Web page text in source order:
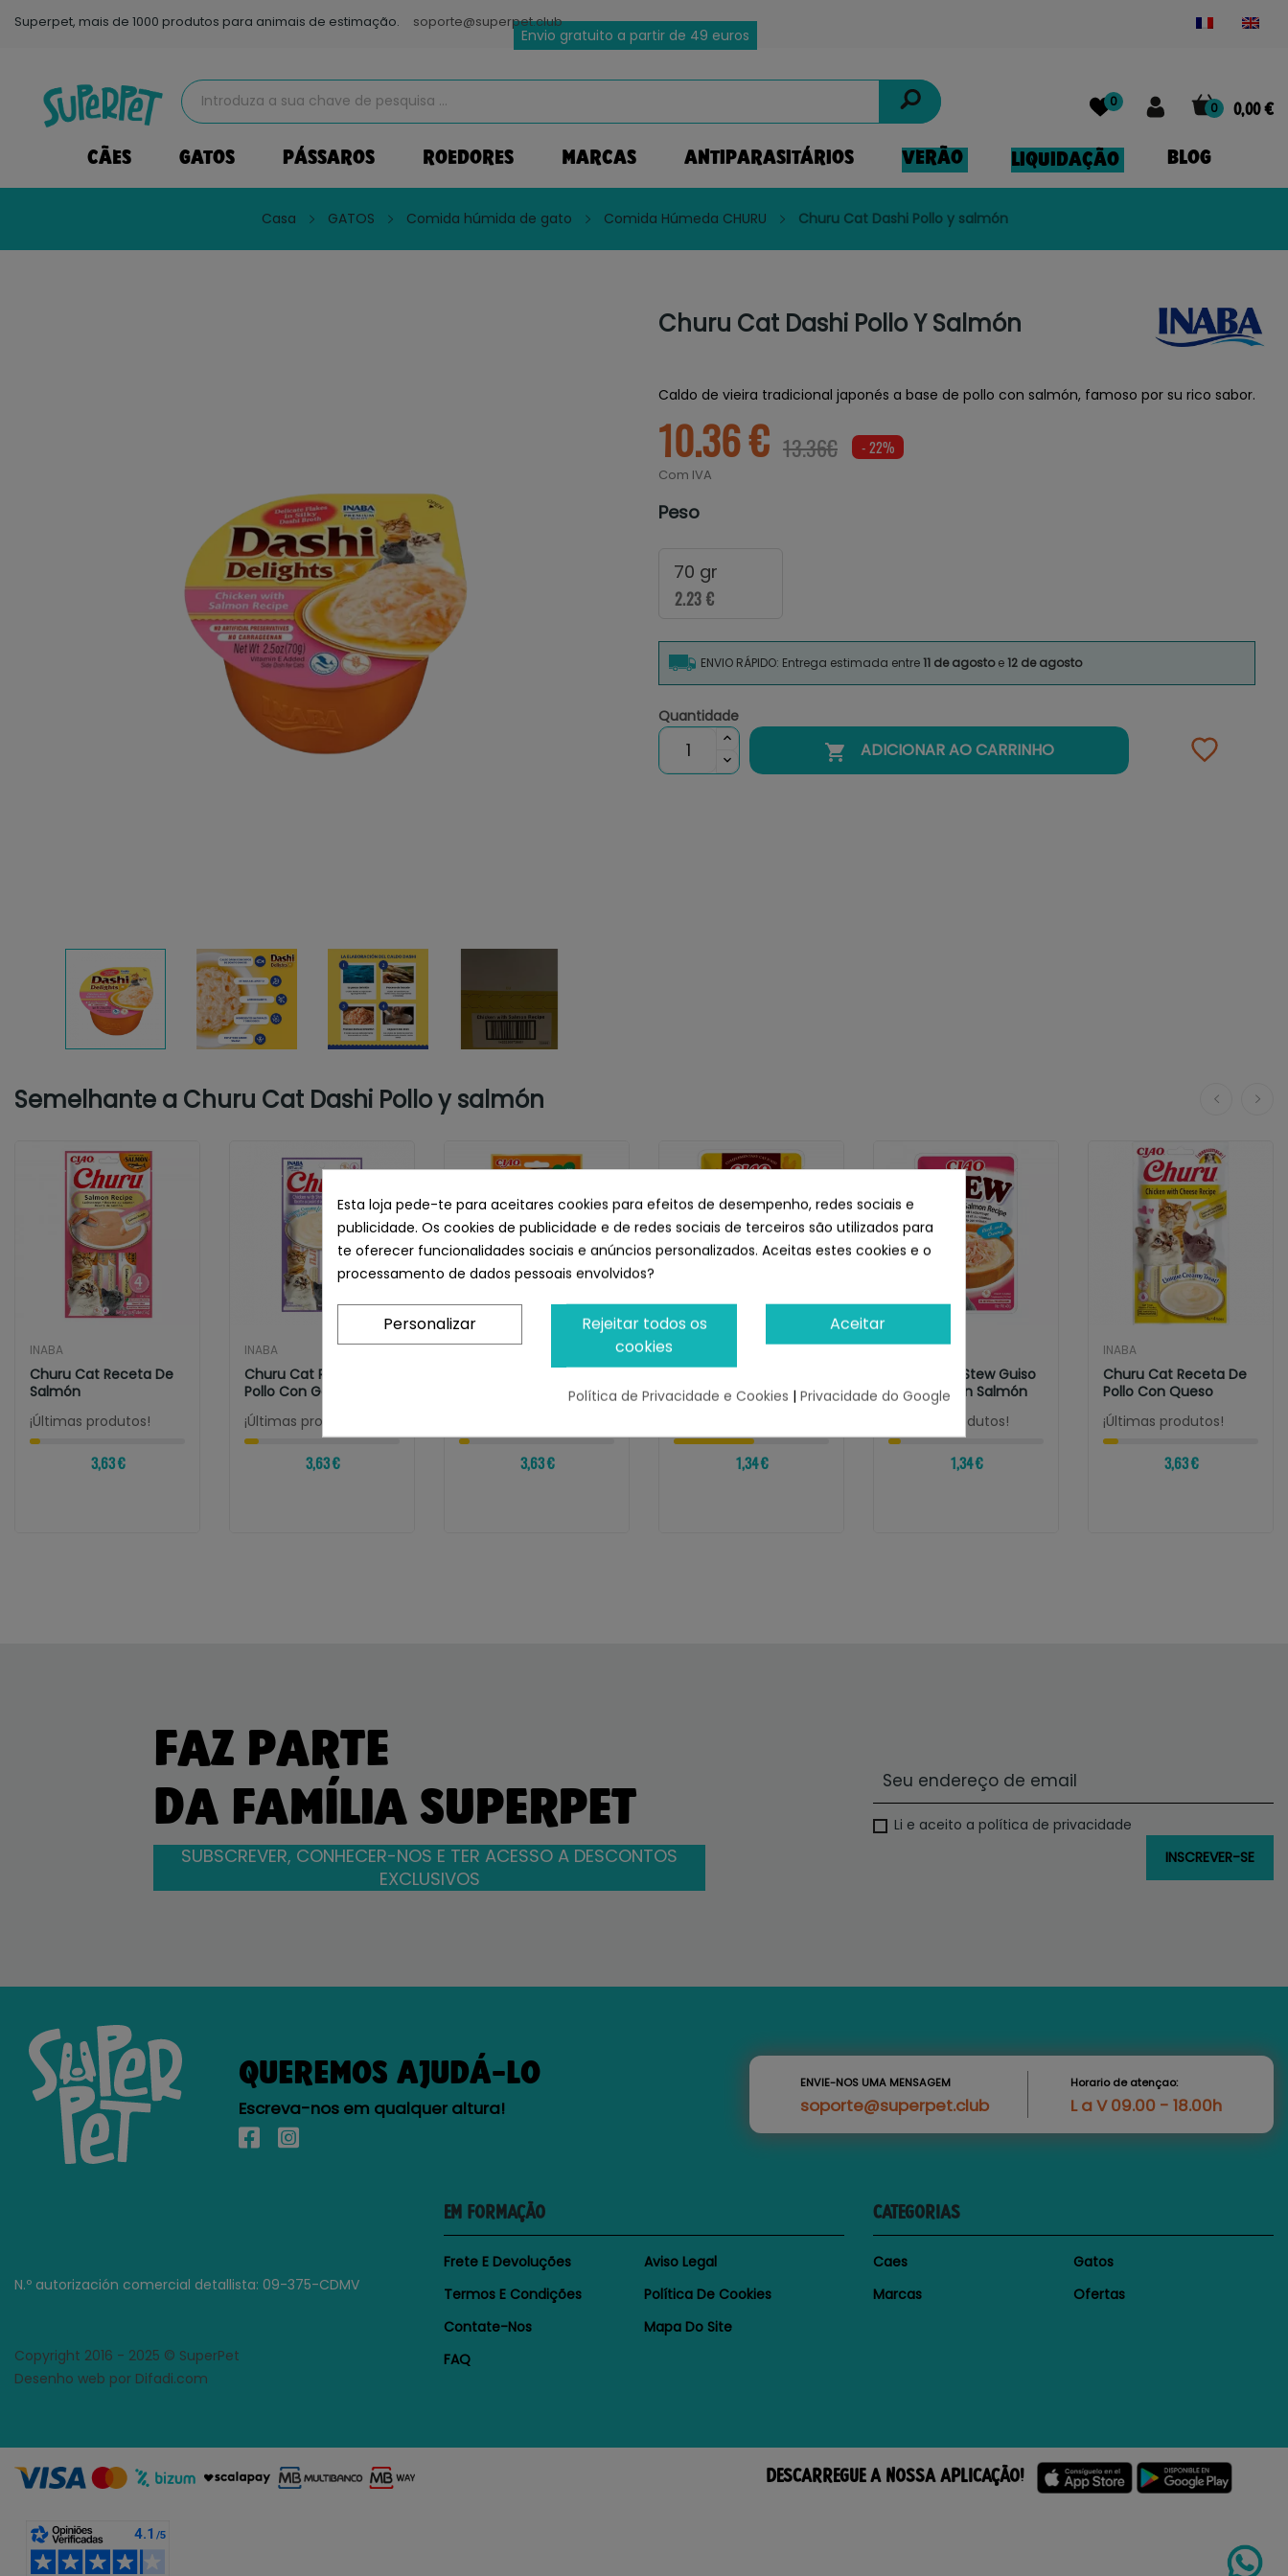
Superpet, mais de 1000 produtos para animais de estimação. soporte@superpet.club
Envio gratuito a partir de 49 euros
0 0,00 €
0
CÃES GATOS PÁSSAROS ROEDORES MARCAS ANTIPARASITÁRIOS VERÃO LIQUIDAÇÃO BLOG
Casa GATOS Comida húmida de gato Comida Húmeda CHURU Churu Cat Dashi Pollo y salmón
Churu Cat Dashi Pollo Y Salmón
Caldo de vieira tradicional japonés a base de pollo con salmón, famoso por su rico sabor.
10.36 € 13.36€ - 22%
Com IVA
Peso
70 gr
2.23 €
ENVIO RÁPIDO: Entrega estimada entre11 de agostoe12 de agosto
Quantidade
 ADICIONAR AO CARRINHO
Semelhante a Churu Cat Dashi Pollo y salmón
INABA
Churu Cat Receta De
Salmón
¡Últimas produtos!
3,63 €
INABA
Churu Cat Receta De
Pollo Con Gamba
¡Últimas produtos!
3,63 €
INABA
3,63 €
De Pollo
1,34 €
INABA
Churu Cat Stew Guiso
De Pollo Con Salmón
¡Últimas produtos!
1,34 €
INABA
Churu Cat Receta De
Pollo Con Queso
¡Últimas produtos!
3,63 €
FAZ PARTE
DA FAMÍLIA SUPERPET
SUBSCREVER, CONHECER-NOS E TER ACESSO A DESCONTOS
EXCLUSIVOS
Li e aceito a política de privacidade
QUEREMOS AJUDÁ-LO
Escreva-nos em qualquer altura!
ENVIE-NOS UMA MENSAGEM
soporte@superpet.club
Horario de atençao:
L a V 09.00 - 18.00h
N.º autorización comercial detallista: 09-375-CDMV
Copyright 2016 - 2025 © SuperPet
Desenho web por Difadi.com
EM FORMAÇÃO
Frete E Devoluções
Aviso Legal
Termos E Condições
Política De Cookies
Contate-Nos
Mapa Do Site
FAQ
CATEGORIAS
Caes
Gatos
Marcas
Ofertas
DESCARREGUE A NOSSA APLICAÇÃO!
Esta loja pede-te para aceitares cookies para efeitos de desempenho, redes sociais e
publicidade. Os cookies de publicidade e de redes sociais de terceiros são utilizados para
te oferecer funcionalidades sociais e anúncios personalizados. Aceitas estes cookies e o
processamento de dados pessoais envolvidos?
Aceitar
Rejeitar todos os
cookies
Personalizar
Política de Privacidade e Cookies | Privacidade do Google